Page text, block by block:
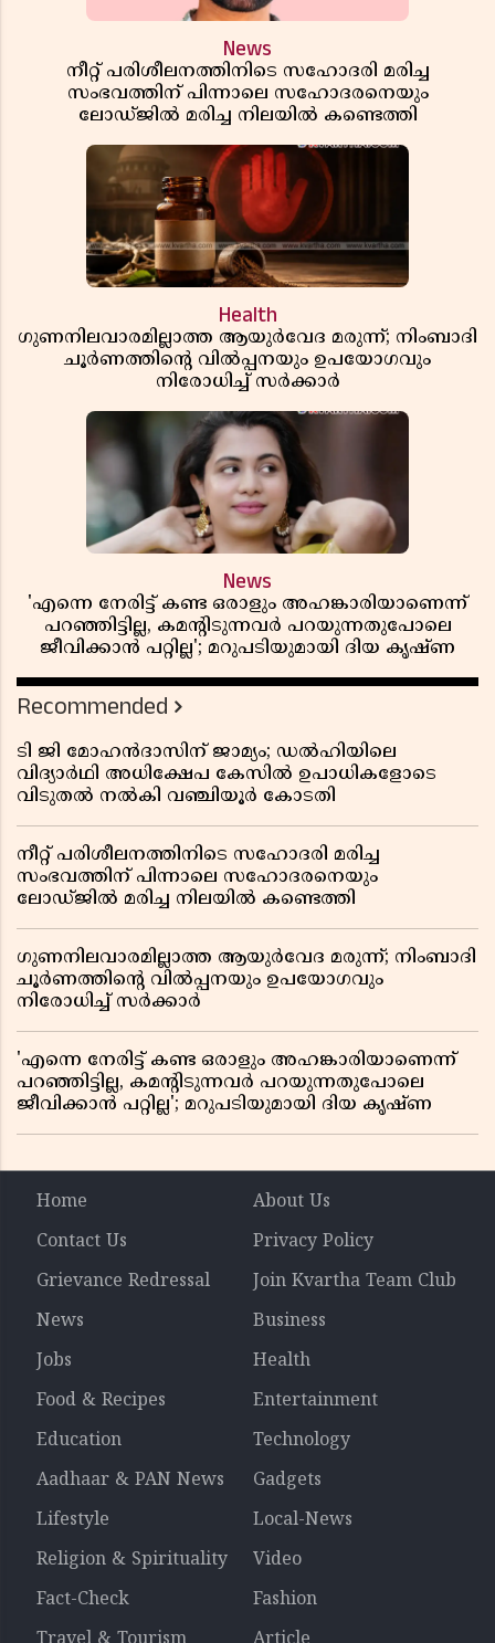
News
നീറ്റ് പരിശീലനത്തിനിടെ സഹോദരി മരിച്ച
സംഭവത്തിന് പിന്നാലെ സഹോദരനെയും
ലോഡ്ജിൽ മരിച്ച നിലയിൽ കണ്ടെത്തി
Health
ഗുണനിലവാരമില്ലാത്ത ആയുർവേദ മരുന്ന്; നിംബാദി
ചൂർണത്തിൻ്റെ വിൽപ്പനയും ഉപയോഗവും
നിരോധിച്ച് സർക്കാർ
News
'എന്നെ നേരിട്ട് കണ്ട ഒരാളും അഹങ്കാരിയാണെന്ന്
പറഞ്ഞിട്ടില്ല, കമൻ്റിടുന്നവർ പറയുന്നതുപോലെ
ജീവിക്കാൻ പറ്റില്ല'; മറുപടിയുമായി ദിയ കൃഷ്ണ
Recommended
ടി ജി മോഹൻദാസിന് ജാമ്യം; ഡൽഹിയിലെ
വിദ്യാർഥി അധിക്ഷേപ കേസിൽ ഉപാധികളോടെ
വിടുതൽ നൽകി വഞ്ചിയൂർ കോടതി
നീറ്റ് പരിശീലനത്തിനിടെ സഹോദരി മരിച്ച
സംഭവത്തിന് പിന്നാലെ സഹോദരനെയും
ലോഡ്ജിൽ മരിച്ച നിലയിൽ കണ്ടെത്തി
ഗുണനിലവാരമില്ലാത്ത ആയുർവേദ മരുന്ന്; നിംബാദി
ചൂർണത്തിൻ്റെ വിൽപ്പനയും ഉപയോഗവും
നിരോധിച്ച് സർക്കാർ
'എന്നെ നേരിട്ട് കണ്ട ഒരാളും അഹങ്കാരിയാണെന്ന്
പറഞ്ഞിട്ടില്ല, കമൻ്റിടുന്നവർ പറയുന്നതുപോലെ
ജീവിക്കാൻ പറ്റില്ല'; മറുപടിയുമായി ദിയ കൃഷ്ണ
Home
About Us
Contact Us
Privacy Policy
Grievance Redressal
Join Kvartha Team Club
News
Business
Jobs
Health
Food & Recipes
Entertainment
Education
Technology
Aadhaar & PAN News
Gadgets
Lifestyle
Local-News
Religion & Spirituality
Video
Fact-Check
Fashion